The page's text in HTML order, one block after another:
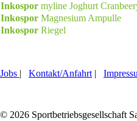
Inkospor myline Joghurt
Inkospor Magnesium Ampulle
Inkospor Riegel
Jobs | Kontakt/Anfahrt |
© 2026 Sportbetriebsgesellschaft